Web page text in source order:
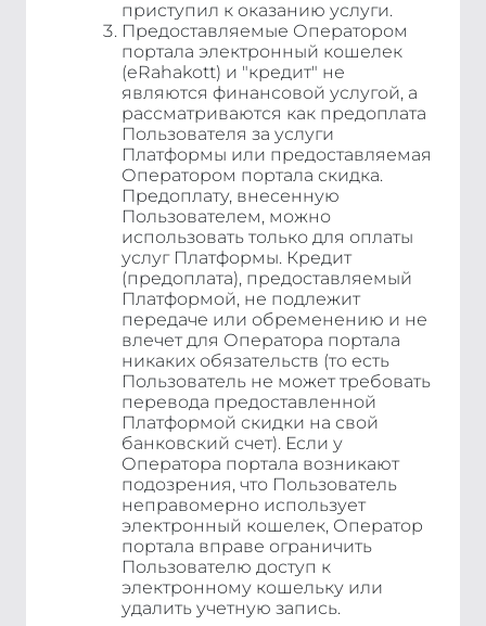
приступил к оказанию услуги.
Предоставляемые Оператором
портала электронный кошелек
(eRahakott) и "кредит" не
являются финансовой услугой, а
рассматриваются как предоплата
Пользователя за услуги
Платформы или предоставляемая
Оператором портала скидка.
Предоплату, внесенную
Пользователем, можно
использовать только для оплаты
услуг Платформы. Кредит
(предоплата), предоставляемый
Платформой, не подлежит
передаче или обременению и не
влечет для Оператора портала
никаких обязательств (то есть
Пользователь не может требовать
перевода предоставленной
Платформой скидки на свой
банковский счет). Если у
Оператора портала возникают
подозрения, что Пользователь
неправомерно использует
электронный кошелек, Оператор
портала вправе ограничить
Пользователю доступ к
электронному кошельку или
удалить учетную запись.